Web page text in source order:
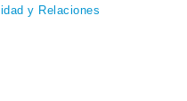
y Relaciones